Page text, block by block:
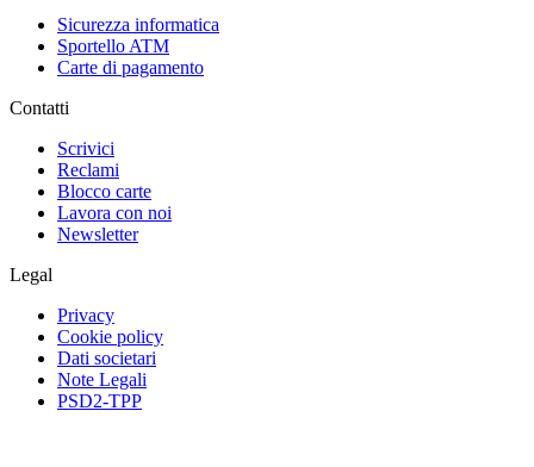
Sicurezza informatica
Sportello ATM
Carte di pagamento
Contatti
Scrivici
Reclami
Blocco carte
Lavora con noi
Newsletter
Legal
Privacy
Cookie policy
Dati societari
Note Legali
PSD2-TPP